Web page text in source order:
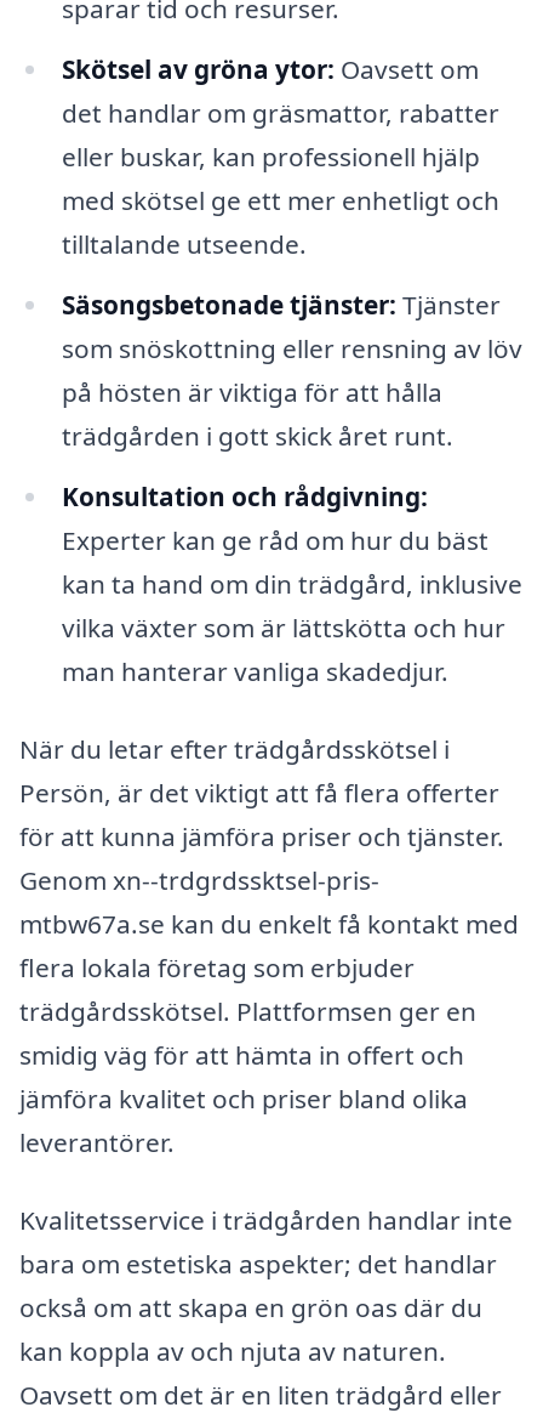
sparar tid och resurser.
Skötsel av gröna ytor: Oavsett om
det handlar om gräsmattor, rabatter
eller buskar, kan professionell hjälp
med skötsel ge ett mer enhetligt och
tilltalande utseende.
Säsongsbetonade tjänster: Tjänster
som snöskottning eller rensning av löv
på hösten är viktiga för att hålla
trädgården i gott skick året runt.
Konsultation och rådgivning:
Experter kan ge råd om hur du bäst
kan ta hand om din trädgård, inklusive
vilka växter som är lättskötta och hur
man hanterar vanliga skadedjur.
När du letar efter trädgårdsskötsel i
Persön, är det viktigt att få flera offerter
för att kunna jämföra priser och tjänster.
Genom xn--trdgrdssktsel-pris-
mtbw67a.se kan du enkelt få kontakt med
flera lokala företag som erbjuder
trädgårdsskötsel. Plattformsen ger en
smidig väg för att hämta in offert och
jämföra kvalitet och priser bland olika
leverantörer.
Kvalitetsservice i trädgården handlar inte
bara om estetiska aspekter; det handlar
också om att skapa en grön oas där du
kan koppla av och njuta av naturen.
Oavsett om det är en liten trädgård eller